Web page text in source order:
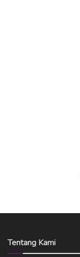
Tentang Kami